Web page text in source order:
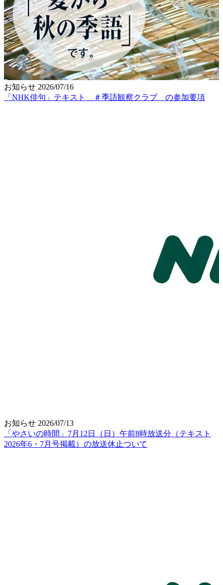
お知らせ 2026/07/16
「NHK俳句」テキスト ＃季語観察クラブ の参加要項
お知らせ 2026/07/13
「やさいの時間」7月12日（日）午前8時放送分（テキスト
2026年6・7月号掲載）の放送休止ついて